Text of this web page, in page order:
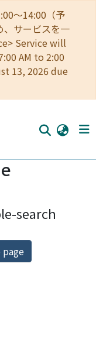
～14:00（予
、サービスを一
Service will
AM to 2:00
13, 2026 due
search